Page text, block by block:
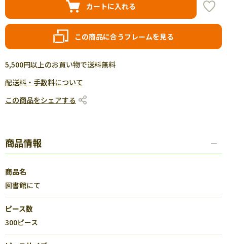
カートに入れる
この商品に合うフレームを見る
5,500円以上のお買い物で送料無料
配送料・手数料について
この商品をシェアする
商品情報
商品名
図書館にて
ピース数
300ピース